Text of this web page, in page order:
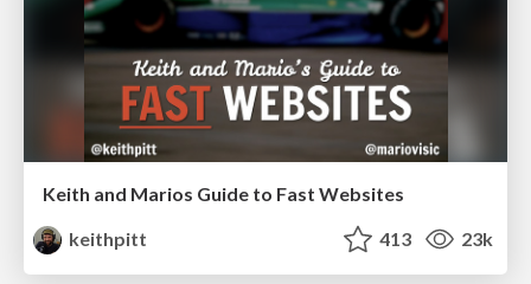
Keith and Marios Guide to Fast Websites
keithpitt
413 23k